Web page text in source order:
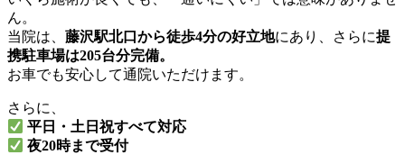
ん。
当院は、 藤沢駅北口から徒歩4分の好立地にあり、さらに提
携駐車場は205台分完備。
お車でも安心して通院いただけます。
さらに、
平日・土日祝すべて対応
夜20時まで受付